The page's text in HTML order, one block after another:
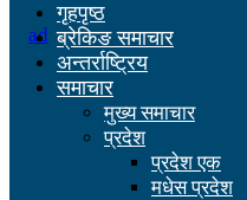
गृहपृष्ठ
ब्रेकिङ समाचार
अन्तर्राष्ट्रिय
समाचार
मुख्य समाचार
प्रदेश
प्रदेश एक
मधेस प्रदेश